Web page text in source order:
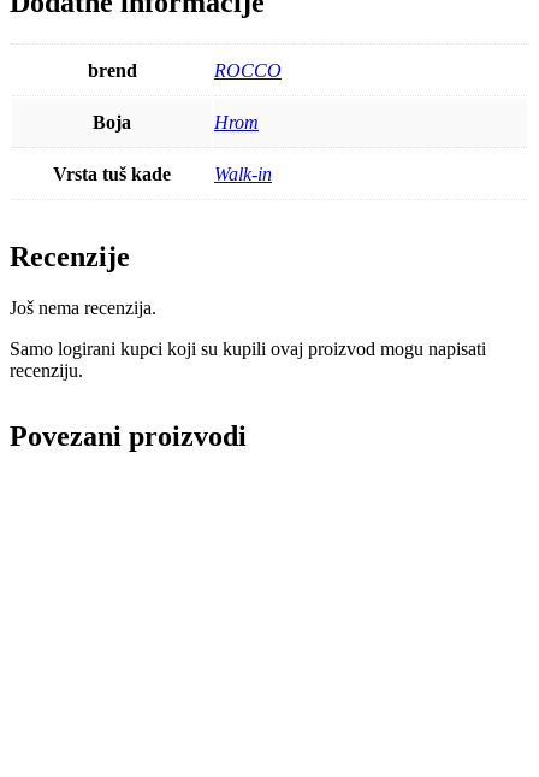
brend ROCCO
Boja Hrom
Vrsta tuš kade Walk-in
Recenzije
Još nema recenzija.
Samo logirani kupci koji su kupili ovaj proizvod mogu napisati
recenziju.
Povezani proizvodi